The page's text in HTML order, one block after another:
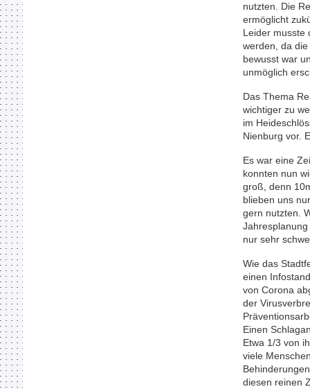
nutzten. Die
ermöglicht
Leider musste
werden, da
bewusst war
unmöglich
Das Thema
wichtiger zu
im
Nienburg vor.
Es war eine
konnten nun
groß, denn
blieben uns
gern nutzten.
nur sehr
Wie das
einen
von Corona
der
Einen
Etwa 1/3 von
viele
diesen reinen